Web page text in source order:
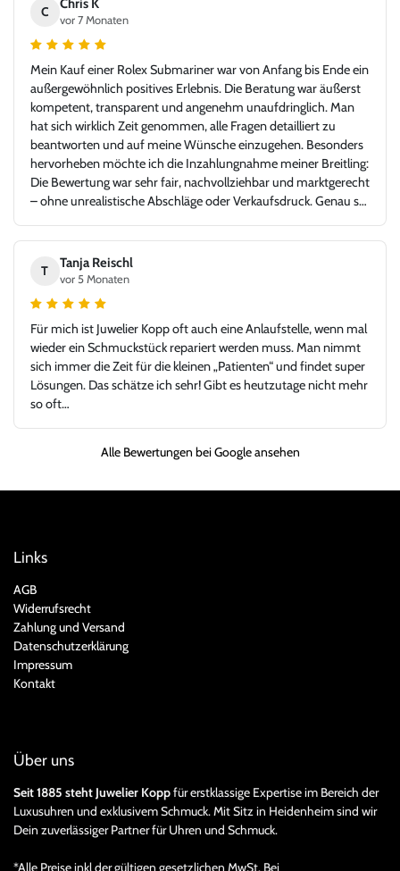
C vor 7 Monaten
Mein Kauf einer Rolex Submariner war von Anfang bis Ende ein
außergewöhnlich positives Erlebnis. Die Beratung war äußerst
kompetent, transparent und angenehm unaufdringlich. Man
hat sich wirklich Zeit genommen, alle Fragen detailliert zu
beantworten und auf meine Wünsche einzugehen. Besonders
hervorheben möchte ich die Inzahlungnahme meiner Breitling:
Die Bewertung war sehr fair, nachvollziehbar und marktgerecht
– ohne unrealistische Abschläge oder Verkaufsdruck. Genau so
Uhrenhandel vor. Die Rolex Submariner war in top Zustand,
exakt wie beschrieben, inklusive aller Unterlagen. Der gesamte
Ablauf – von der Bewertung über die Abwicklung bis zur
Übergabe – verlief absolut reibungslos und hochprofessionell.
Ich habe mich jederzeit gut aufgehoben gefühlt und würde hier
jederzeit wieder kaufen oder verkaufen. Ein Händler, dem man
vertrauen kann und bei dem Leidenschaft für Uhren und
Fairness gegenüber dem Kunden klar im Vordergrund stehen.
Vielen Dank für dieses großartige Kauferlebnis, und danke an
Herr Kopp!
T
Tanja Reischl
vor 5 Monaten
Für mich ist Juwelier Kopp oft auch eine Anlaufstelle, wenn mal
wieder ein Schmuckstück repariert werden muss. Man nimmt
sich immer die Zeit für die kleinen „Patienten“ und findet super
Lösungen. Das schätze ich sehr! Gibt es heutzutage nicht mehr
so oft…
Alle Bewertungen bei Google ansehen
Links
AGB
Widerrufsrecht
Zahlung und Versand
Datenschutzerklärung
Impressum
Kontakt
Über uns
Seit 1885 steht Juwelier Koppfür erstklassige Expertise im Bereich der
Luxusuhren und exklusivem Schmuck. Mit Sitz in Heidenheim sind wir
Dein zuverlässiger Partner für Uhren und Schmuck.
*Alle Preise inkl der gültigen gesetzlichen MwSt. Bei